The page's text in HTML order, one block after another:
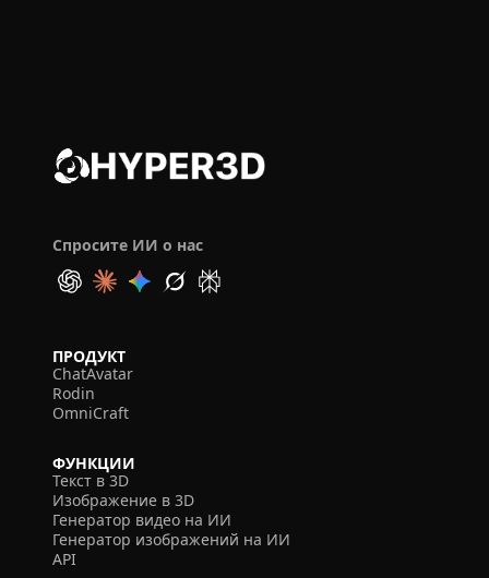
Спросите ИИ о нас
ПРОДУКТ
ChatAvatar
Rodin
OmniCraft
ФУНКЦИИ
Текст в 3D
Изображение в 3D
Генератор видео на ИИ
Генератор изображений на ИИ
API